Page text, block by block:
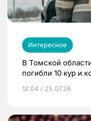
Интересное
В Томской
погибли 10 кур и
12:04 / 25.07.26